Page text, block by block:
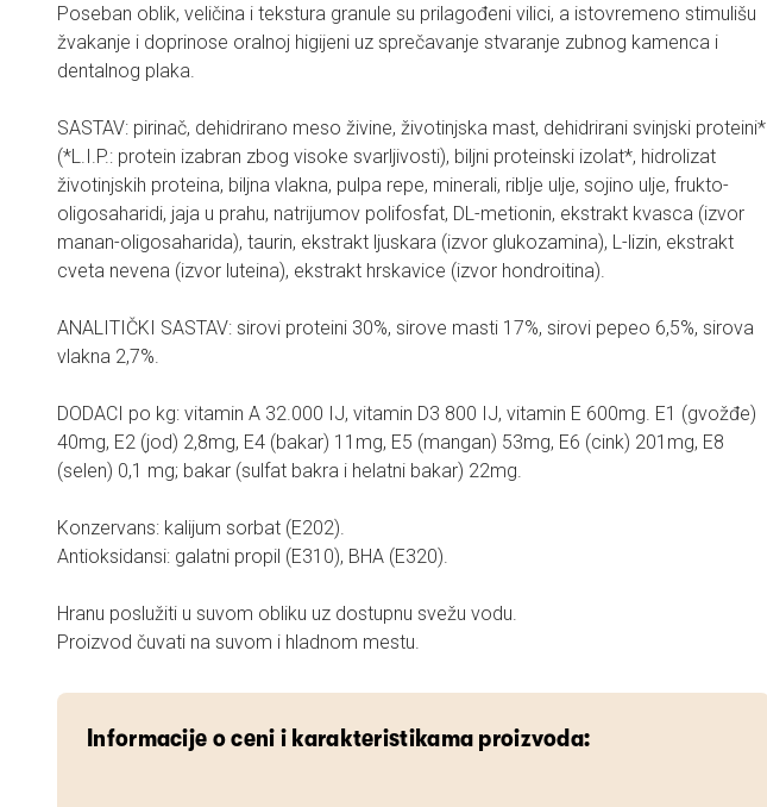
Poseban oblik, veličina i tekstura granule su prilagođeni vilici, a istovremeno stimulišu
žvakanje i doprinose oralnoj higijeni uz sprečavanje stvaranje zubnog kamenca i
dentalnog plaka.
SASTAV: pirinač, dehidrirano meso živine, životinjska mast, dehidrirani svinjski proteini*
(*L.I.P.: protein izabran zbog visoke svarljivosti), biljni proteinski izolat*, hidrolizat
životinjskih proteina, biljna vlakna, pulpa repe, minerali, riblje ulje, sojino ulje, frukto-
oligosaharidi, jaja u prahu, natrijumov polifosfat, DL-metionin, ekstrakt kvasca (izvor
manan-oligosaharida), taurin, ekstrakt ljuskara (izvor glukozamina), L-lizin, ekstrakt
cveta nevena (izvor luteina), ekstrakt hrskavice (izvor hondroitina).
ANALITIČKI SASTAV: sirovi proteini 30%, sirove masti 17%, sirovi pepeo 6,5%, sirova
vlakna 2,7%.
DODACI po kg: vitamin A 32.000 IJ, vitamin D3 800 IJ, vitamin E 600mg. E1 (gvožđe)
40mg, E2 (jod) 2,8mg, E4 (bakar) 11mg, E5 (mangan) 53mg, E6 (cink) 201mg, E8
(selen) 0,1 mg; bakar (sulfat bakra i helatni bakar) 22mg.
Konzervans: kalijum sorbat (E202).
Antioksidansi: galatni propil (E310), BHA (E320).
Hranu poslužiti u suvom obliku uz dostupnu svežu vodu.
Proizvod čuvati na suvom i hladnom mestu.
Informacije o ceni i karakteristikama proizvoda: